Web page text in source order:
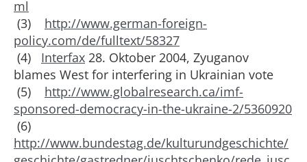
ml
(3) http://www.german-foreign-
policy.com/de/fulltext/58327
(4) Interfax 28. Oktober 2004, Zyuganov
blames West for interfering in Ukrainian vote
(5) http://www.globalresearch.ca/imf-
sponsored-democracy-in-the-ukraine-2/5360920
(6)
http://www.bundestag.de/kulturundgeschichte/